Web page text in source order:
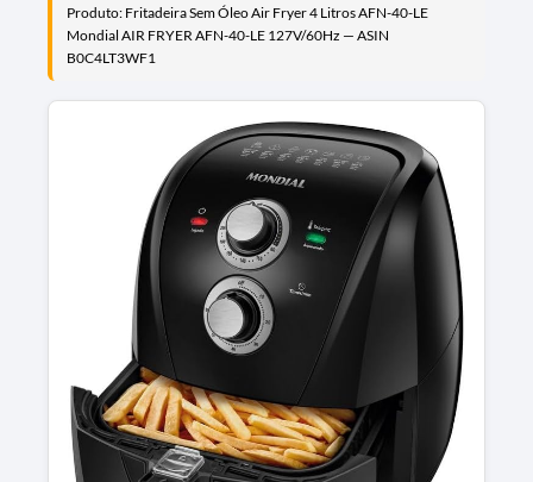
Produto: Fritadeira Sem Óleo Air Fryer 4 Litros AFN-40-LE
Mondial AIR FRYER AFN-40-LE 127V/60Hz — ASIN
B0C4LT3WF1